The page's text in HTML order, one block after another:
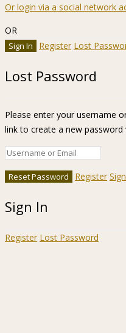
Or login via a social network
OR
Register Lost
Lost Password
Please enter your username
link to create a new password
Register
Sign In
Register Lost Password